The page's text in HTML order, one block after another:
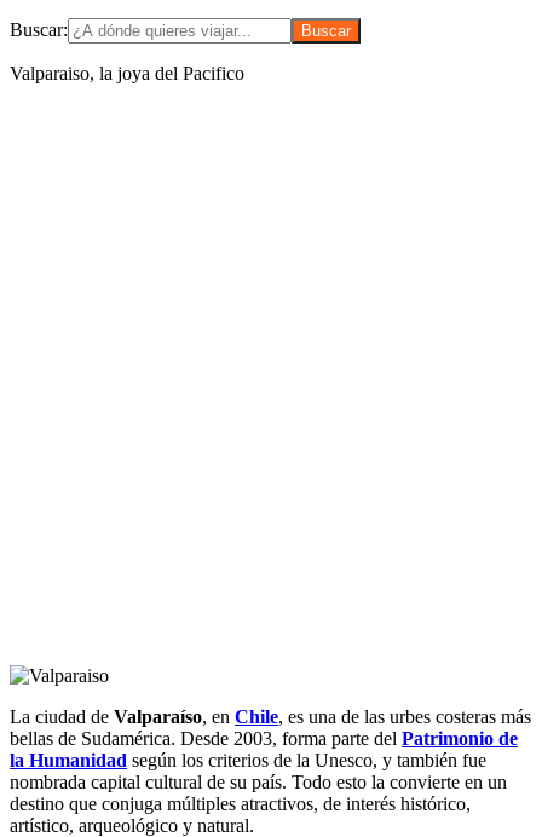
Buscar:
Valparaiso, la joya del Pacifico
La ciudad de Valparaíso, en Chile, es una de las urbes costeras más
bellas de Sudamérica. Desde 2003, forma parte del Patrimonio de
la Humanidad según los criterios de la Unesco, y también fue
nombrada capital cultural de su país. Todo esto la convierte en un
destino que conjuga múltiples atractivos, de interés histórico,
artístico, arqueológico y natural.